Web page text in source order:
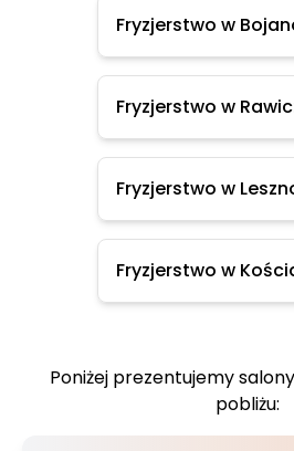
Fryzjerstwo w
Fryzjerstwo w
Fryzjerstwo w
Fryzjerstwo w
Poniżej prezentujemy
pobliżu: